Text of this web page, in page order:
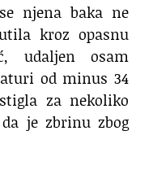
njena baka ne
kroz opasnu
udaljen osam
od minus 34
za nekoliko
je zbrinu zbog